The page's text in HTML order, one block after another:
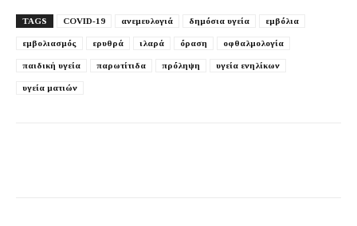
TAGS COVID-19 ανεμευλογιά δημόσια υγεία εμβόλια
εμβολιασμός ερυθρά ιλαρά όραση οφθαλμολογία
παιδική υγεία παρωτίτιδα πρόληψη υγεία ενηλίκων
υγεία ματιών